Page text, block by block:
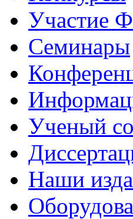
Участие
Семинары
Ученый
Наши